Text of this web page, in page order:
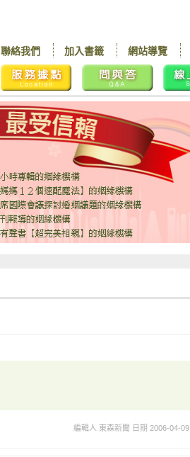
網站導覽
加入書籤
聯絡我們
編輯人 東森新聞 日期 2006-04-09